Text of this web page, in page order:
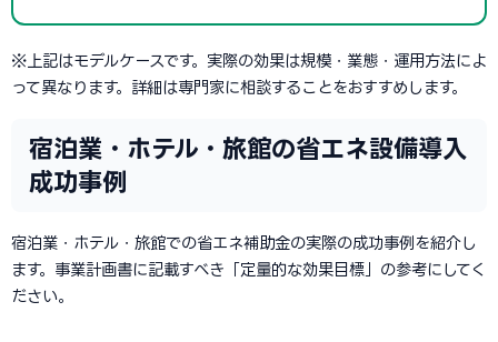
※上記はモデルケースです。実際の効果は規模・業態・運用方法によ
って異なります。詳細は専門家に相談することをおすすめします。
宿泊業・ホテル・旅館の省エネ設備導入
成功事例
宿泊業・ホテル・旅館での省エネ補助金の実際の成功事例を紹介し
ます。事業計画書に記載すべき「定量的な効果目標」の参考にしてく
ださい。